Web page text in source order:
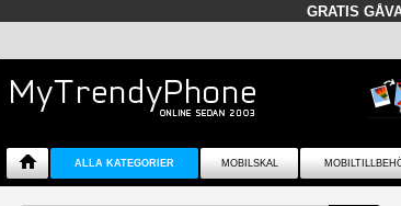
GRATIS
ALLA KATEGORIER MOBILSKAL